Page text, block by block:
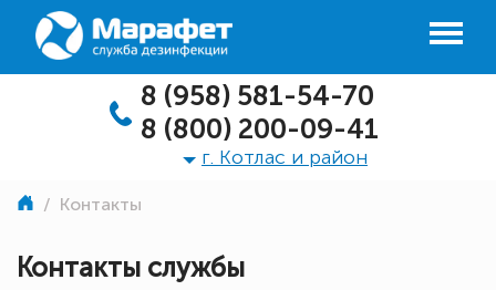
8 (958) 581-54-70
8 (800) 200-09-41
г. Котлас и район
/ Контакты
Контакты службы